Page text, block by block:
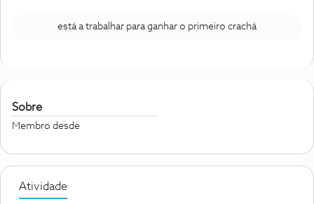
está a trabalhar para ganhar o primeiro crachá
Sobre
Membro desde
Atividade